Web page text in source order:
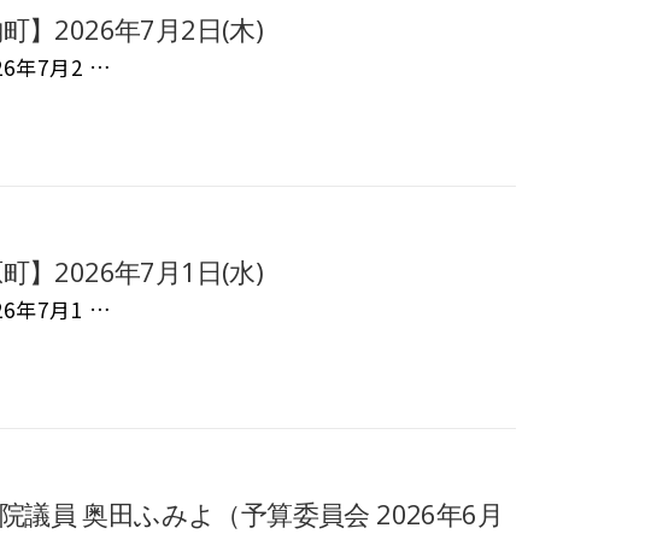
】2026年7月2日(木)
年7月2 …
】2026年7月1日(水)
年7月1 …
議員 奥田ふみよ（予算委員会 2026年6月